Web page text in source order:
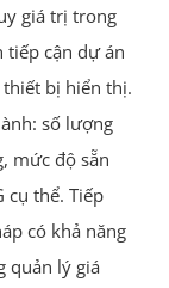
giá trị trong
tiếp cận dự án
bị hiển thị.
số lượng
mức độ sẵn
cụ thể. Tiếp
có khả năng
quản lý giá